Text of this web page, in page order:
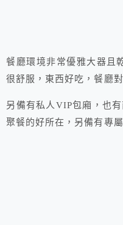
餐廳環境非常優雅大器且
很舒服，東西好吃，餐廳
另備有私人VIP包廂，也
聚餐的好所在，另備有專